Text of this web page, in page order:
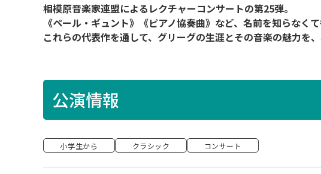
相模原音楽家連盟によるレクチャーコンサートの第25弾。
《ペール・ギュント》《ピアノ協奏曲》など、名前を知らなく
これらの代表作を通して、グリーグの生涯とその音楽の魅力を
公演情報
小学生から クラシック コンサート